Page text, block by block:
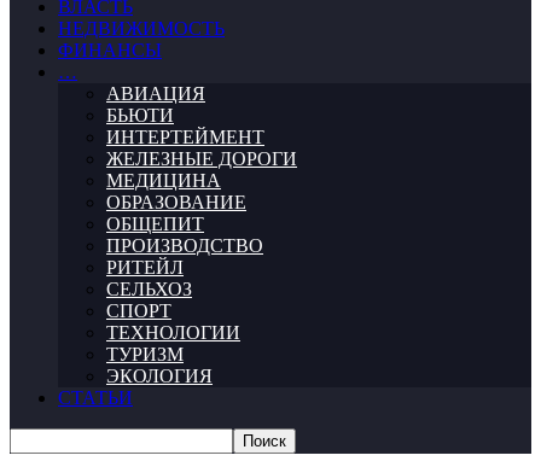
ВЛАСТЬ
НЕДВИЖИМОСТЬ
ФИНАНСЫ
…
АВИАЦИЯ
БЬЮТИ
ИНТЕРТЕЙМЕНТ
ЖЕЛЕЗНЫЕ ДОРОГИ
МЕДИЦИНА
ОБРАЗОВАНИЕ
ОБЩЕПИТ
ПРОИЗВОДСТВО
РИТЕЙЛ
СЕЛЬХОЗ
СПОРТ
ТЕХНОЛОГИИ
ТУРИЗМ
ЭКОЛОГИЯ
СТАТЬИ